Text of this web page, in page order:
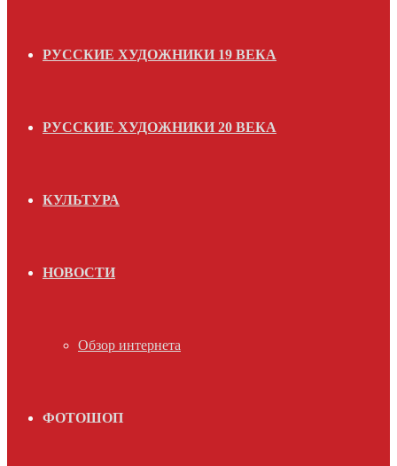
РУССКИЕ ХУДОЖНИКИ 19 ВЕКА
РУССКИЕ ХУДОЖНИКИ 20 ВЕКА
КУЛЬТУРА
НОВОСТИ
Обзор интернета
ФОТОШОП